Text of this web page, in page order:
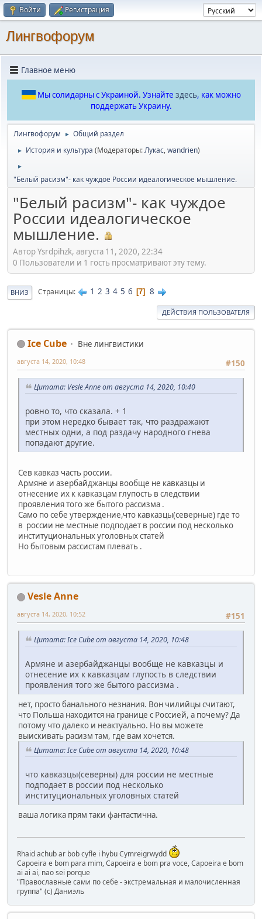
Войти Регистрация
Лингвофорум
Главное меню
Мы солидарны с Украиной. Узнайте здесь, как можно
поддержать Украину.
Лингвофорум ► Общий раздел
► История и культура (Модераторы:Лукас,wandrien)
►
"Белый расизм"- как чуждое России идеалогическое мышление.
"Белый расизм"- как чуждое
России идеалогическое
мышление.
Автор Ysrdpihzk, августа 11, 2020, 22:34
0 Пользователи и 1 гость просматривают эту тему.
ВНИЗ Страницы 1 2 3 4 5 6 7 8
ДЕЙСТВИЯ ПОЛЬЗОВАТЕЛЯ
Ice Cube
Вне лингвистики
#150
августа 14, 2020, 10:48
Цитата: Vesle Anne от августа 14, 2020, 10:40
ровно то, что сказала. + 1
при этом нередко бывает так, что раздражают
местных одни, а под раздачу народного гнева
попадают другие.
Сев кавказ часть россии.
Армяне и азербайджанцы вообще не кавказцы и
отнесение их к кавказцам глупость в следствии
проявления того же бытого рассизма .
Само по себе утверждение,что кавказцы(северные) где то
в россии не местные подподает в россии под несколько
институциональных уголовных статей
Но бытовым рассистам плевать .
Vesle Anne
#151
августа 14, 2020, 10:52
Цитата: Ice Cube от августа 14, 2020, 10:48
Армяне и азербайджанцы вообще не кавказцы и
отнесение их к кавказцам глупость в следствии
проявления того же бытого рассизма .
нет, просто банального незнания. Вон чилийцы считают,
что Польша находится на границе с Россией, а почему? Да
потому что далеко и неактуально. Но вы можете
выискивать расизм там, где вам хочется.
Цитата: Ice Cube от августа 14, 2020, 10:48
что кавказцы(северны) для россии не местные
подподает в россии под несколько
институциональных уголовных статей
ваша логика прям таки фантастична.
Rhaid achub ar bob cyfle i hybu Cymreigrwydd
Capoeira e bom para mim, Capoeira e bom pra voce, Capoeira e bom
ai ai ai, nao sei porque
"Православные сами по себе - экстремальная и малочисленная
группа" (с) Даниэль